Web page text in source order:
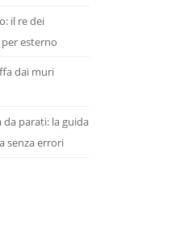
il re dei
esterno
dai muri
parati: la guida
senza errori